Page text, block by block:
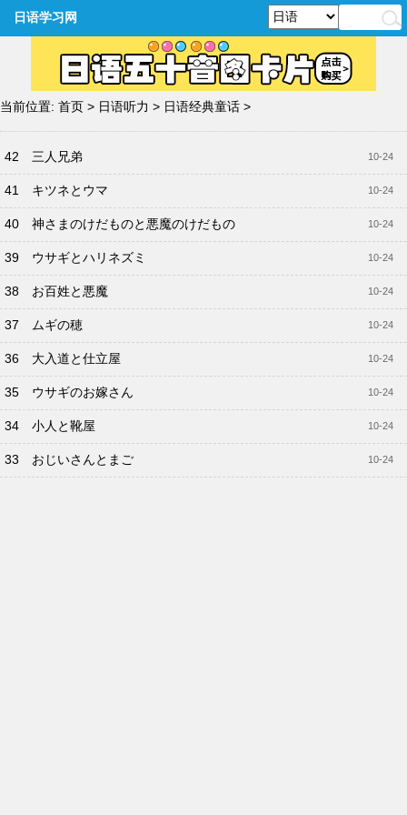
日语学习网
当前位置: 首页 > 日语听力 > 日语经典童话 >
10-24
42 三人兄弟
10-24
41 キツネとウマ
10-24
40 神さまのけだものと悪魔のけだもの
10-24
39 ウサギとハリネズミ
10-24
38 お百姓と悪魔
10-24
37 ムギの穂
10-24
36 大入道と仕立屋
10-24
35 ウサギのお嫁さん
10-24
34 小人と靴屋
10-24
33 おじいさんとまご